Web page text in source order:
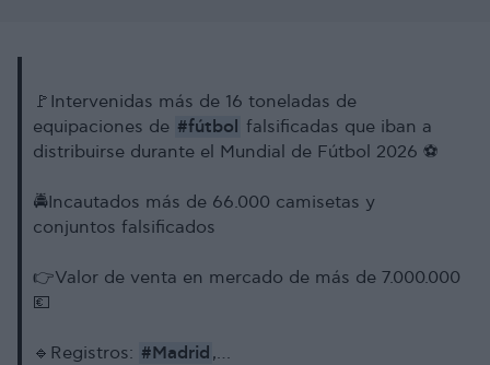
🚩Intervenidas más de 16 toneladas de
equipaciones de #fútbol falsificadas que iban a
distribuirse durante el Mundial de Fútbol 2026 ⚽️
🚔Incautados más de 66.000 camisetas y
conjuntos falsificados
👉Valor de venta en mercado de más de 7.000.000
💶
🔹Registros: #Madrid ,…